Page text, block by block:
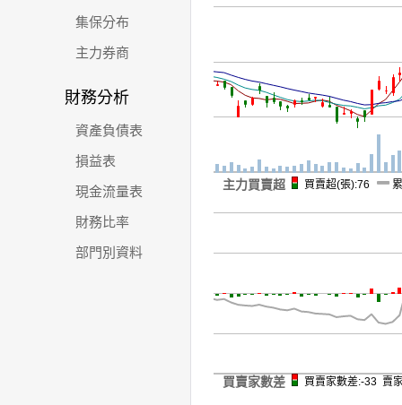
集保分布
主力券商
財務分析
資產負債表
損益表
現金流量表
財務比率
部門別資料
主力買賣超 買賣超(張):76
買賣家數差 買賣家數差:-33 賣